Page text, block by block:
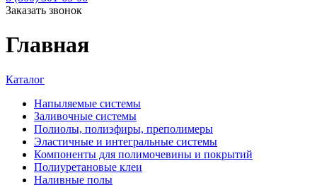
Заказать звонок
Главная
Каталог
Напыляемые системы
Заливочные системы
Полиолы, полиэфиры, преполимеры
Эластичные и интегральные системы
Компоненты для полимочевины и покрытий
Полиуретановые клеи
Наливные полы